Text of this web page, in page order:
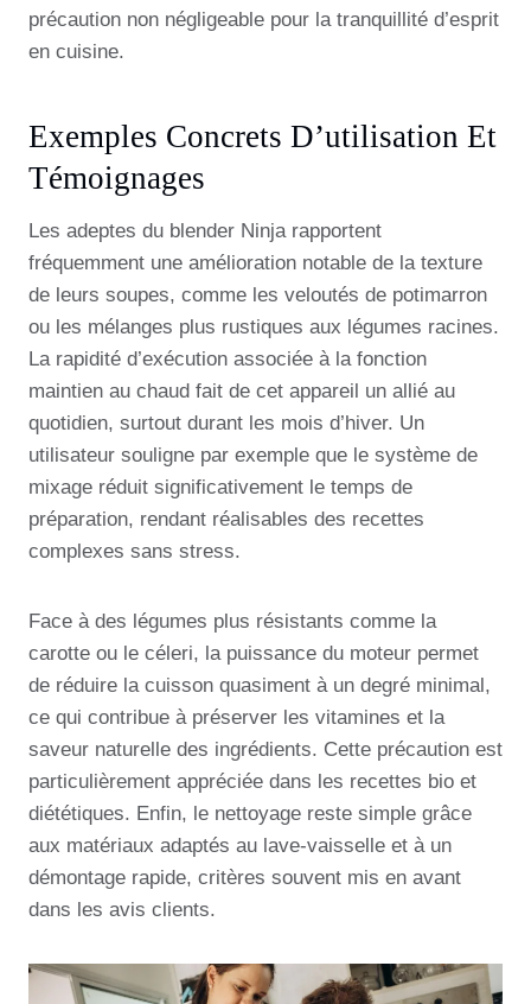
précaution non négligeable pour la tranquillité d’esprit
en cuisine.
Exemples Concrets D’utilisation Et
Témoignages
Les adeptes du blender Ninja rapportent
fréquemment une amélioration notable de la texture
de leurs soupes, comme les veloutés de potimarron
ou les mélanges plus rustiques aux légumes racines.
La rapidité d’exécution associée à la fonction
maintien au chaud fait de cet appareil un allié au
quotidien, surtout durant les mois d’hiver. Un
utilisateur souligne par exemple que le système de
mixage réduit significativement le temps de
préparation, rendant réalisables des recettes
complexes sans stress.
Face à des légumes plus résistants comme la
carotte ou le céleri, la puissance du moteur permet
de réduire la cuisson quasiment à un degré minimal,
ce qui contribue à préserver les vitamines et la
saveur naturelle des ingrédients. Cette précaution est
particulièrement appréciée dans les recettes bio et
diététiques. Enfin, le nettoyage reste simple grâce
aux matériaux adaptés au lave-vaisselle et à un
démontage rapide, critères souvent mis en avant
dans les avis clients.